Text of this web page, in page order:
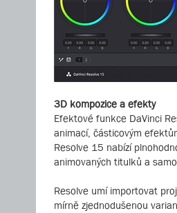
3D kompozice a efekty
Efektové funkce DaVinci
animací, částicovým
Resolve 15 nabízí
animovaných titulků a
Resolve umí importovat
mírně zjednodušenou